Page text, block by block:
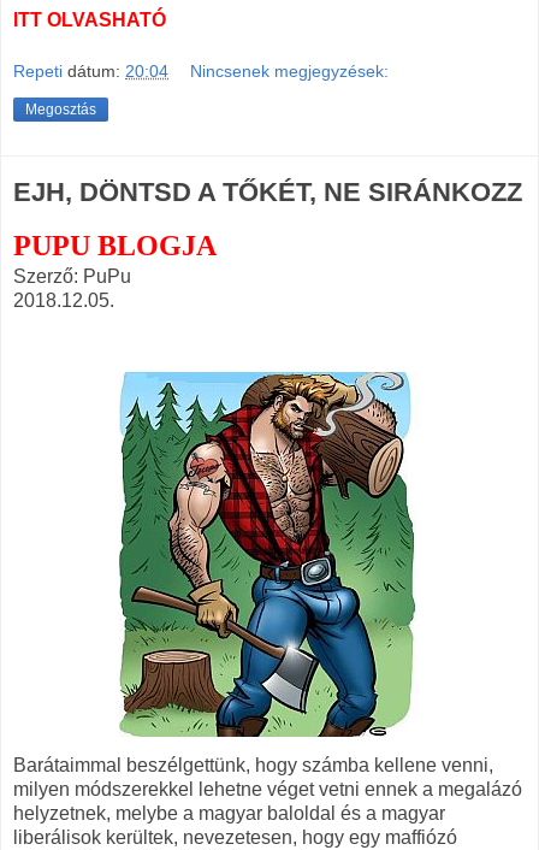
ITT OLVASHATÓ
Repeti dátum: 20:04 Nincsenek megjegyzések:
Megosztás
EJH, DÖNTSD A TŐKÉT, NE SIRÁNKOZZ
PUPU BLOGJA
Szerző: PuPu
2018.12.05.
Barátaimmal beszélgettünk, hogy számba kellene venni,
milyen módszerekkel lehetne véget vetni ennek a megalázó
helyzetnek, melybe a magyar baloldal és a magyar
liberálisok kerültek, nevezetesen, hogy egy maffiózó